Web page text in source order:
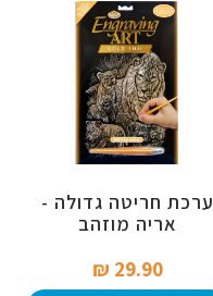
ערכת חריטה גדולה -
אריה מוזהב
29.90 ₪‎